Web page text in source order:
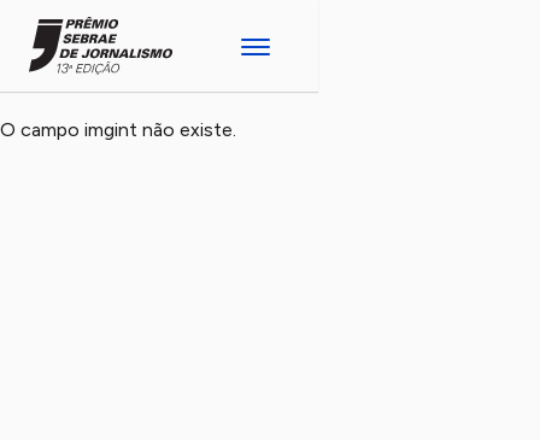
O campo imgint não existe.